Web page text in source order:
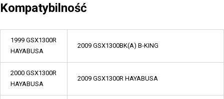
Kompatybilność
1999 GSX1300R
HAYABUSA
2009 GSX1300BK(A) B-KING
2000 GSX1300R
HAYABUSA
2009 GSX1300R HAYABUSA